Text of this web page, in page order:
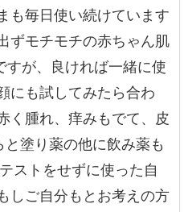
も毎日使い続けています
ずモチモチの赤ちゃん肌
すが、良ければ一緒に使
にも試してみたら合わ
く腫れ、痒みもでて、皮
塗り薬の他に飲み薬も
ストをせずに使った自
しご自分もとお考えの方